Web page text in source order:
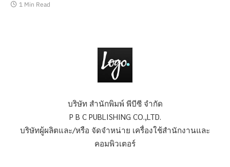
1 Min Read
บริษัท สำนักพิมพ์ พีบีซี จำกัด
P B C PUBLISHING CO.,LTD.
บริษัทผู้ผลิตและ/หรือ จัดจำหน่าย เครื่องใช้สำนักงานและ
คอมพิวเตอร์